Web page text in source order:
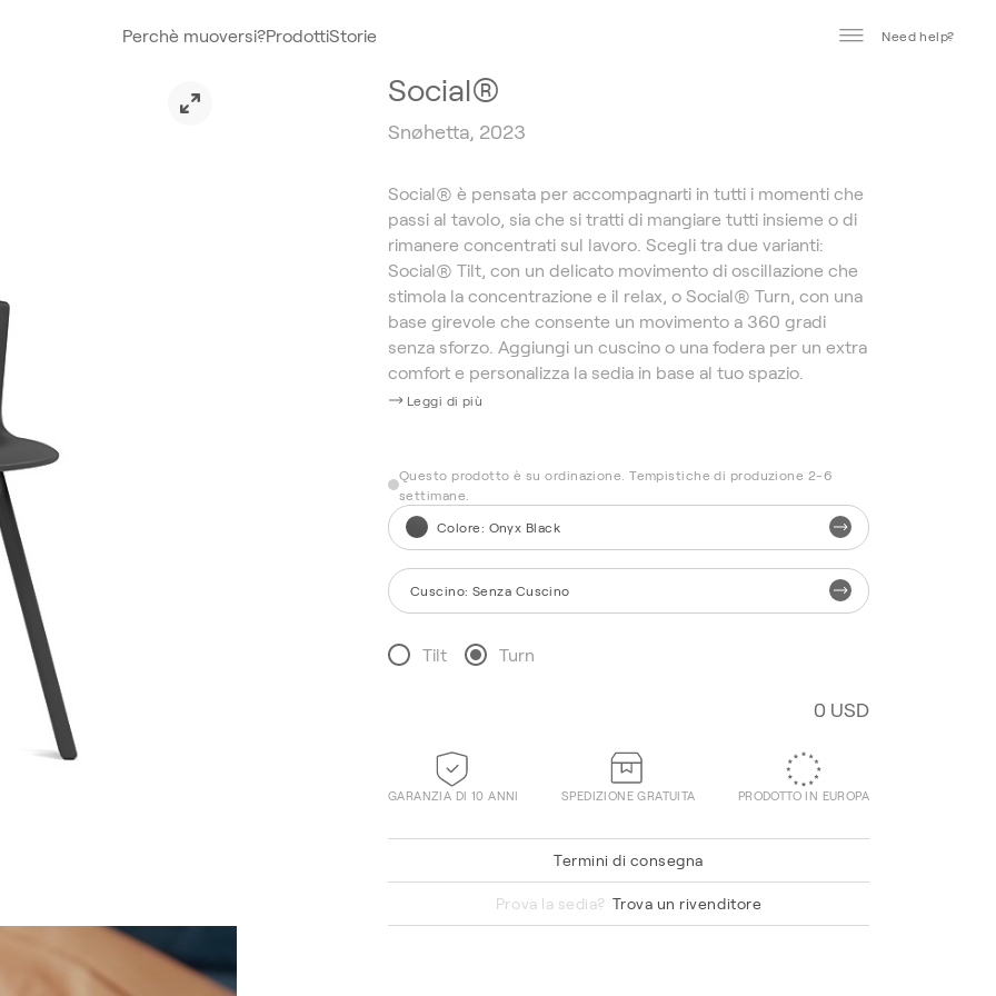
Perchè muoversi?ProdottiStorie Need help?
Social®️
Snøhetta, 2023
Social® è pensata per accompagnarti in tutti i momenti che
passi al tavolo, sia che si tratti di mangiare tutti insieme o di
rimanere concentrati sul lavoro. Scegli tra due varianti:
Social® Tilt, con un delicato movimento di oscillazione che
stimola la concentrazione e il relax, o Social® Turn, con una
base girevole che consente un movimento a 360 gradi
senza sforzo. Aggiungi un cuscino o una fodera per un extra
comfort e personalizza la sedia in base al tuo spazio.
Leggi di più
Questo prodotto è su ordinazione. Tempistiche di produzione 2-6
settimane.
Colore: Onyx Black
Cuscino: Senza Cuscino
Tilt Turn
0 USD
GARANZIA DI 10 ANNI SPEDIZIONE GRATUITA PRODOTTO IN EUROPA
Termini di consegna
Prova la sedia? Trova un rivenditore
Red